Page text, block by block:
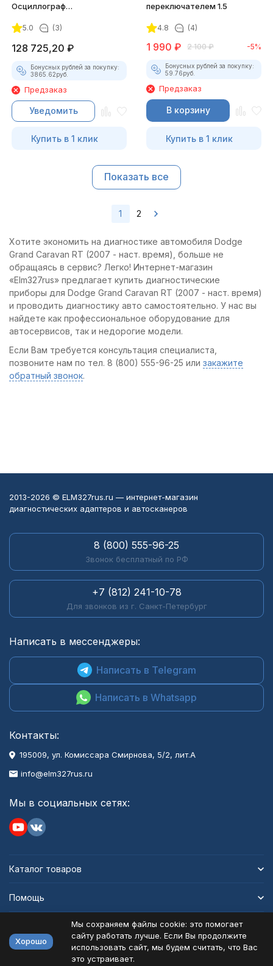
Осциллограф
комплект)
5.0 (3)
128 725,20 ₽
Бонусных рублей за покупку:
3865.62руб.
Предзаказ
Уведомить
Купить в 1 клик
переключателем 1.5
4.8 (4)
1 990 ₽ 2 100 ₽ -5%
Бонусных рублей за покупку:
59.76руб.
Предзаказ
В корзину
Купить в 1 клик
Показать все
1 2
Хотите экономить на диагностике автомобиля Dodge
Grand Caravan RT (2007 - наст. время), больше не
обращаясь в сервис? Легко! Интернет-магазин
«Elm327rus» предлагает купить диагностические
приборы для Dodge Grand Caravan RT (2007 - наст. время)
и проводить диагностику авто самостоятельно. У нас вы
найдете как профессиональное оборудование для
автосервисов, так и недорогие модели.
Если Вам требуется консультация специалиста,
позвоните нам по тел. 8 (800) 555-96-25 или закажите
обратный звонок.
2013-2026 © ELM327rus.ru — интернет-магазин
диагностических адаптеров и автосканеров
8 (800) 555-96-25
Звонок бесплатный по РФ
+7 (812) 241-10-78
Для звонков из г. Санкт-Петербург
Написать в мессенджеры:
Написать в Telegram
Написать в Whatsapp
Контакты:
195009, ул. Комиссара Смирнова, 5/2, лит.А
info@elm327rus.ru
Мы в социальных сетях:
Каталог товаров
Помощь
Политика персональных данных
Хорошо
Мы сохраняем файлы cookie: это помогает
сайту работать лучше. Если Вы продолжите
использовать сайт, мы будем считать, что Вас
это устраивает.